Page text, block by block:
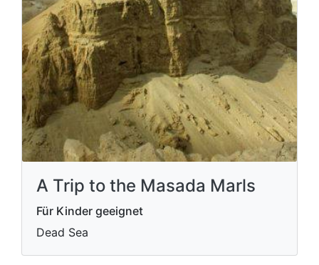
A Trip to the Masada Marls
Für Kinder geeignet
Dead Sea